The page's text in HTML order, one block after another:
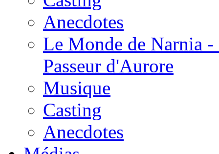
Anecdotes
Le Monde de Narnia
Passeur d'Aurore
Musique
Casting
Anecdotes